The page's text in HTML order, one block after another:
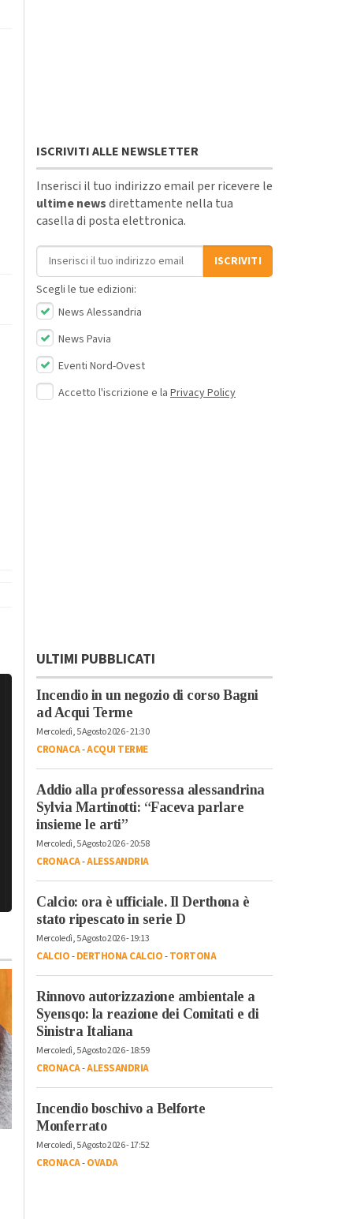
Sabato, 21 Ottobre 2023 - 05:40
Attualità
Dall’Italia alla
Catalogna per la lotta
Attualità
ISCRIVITI ALLE NEWSLETTER
Inserisci il tuo indirizzo email per ricevere le
ultime newsdirettamente nella tua
casella di posta elettronica.
Indirizzo email
ISCRIVITI
Scegli le tue edizioni:
News Alessandria
News Pavia
Eventi Nord-Ovest
Accetto l'iscrizione e la Privacy Policy
ULTIMI PUBBLICATI
Incendio in un negozio di corso Bagni
ad Acqui Terme
Mercoledì, 5 Agosto 2026 - 21:30
CRONACA-ACQUI TERME
Addio alla professoressa alessandrina
Sylvia Martinotti: “Faceva parlare
insieme le arti”
Mercoledì, 5 Agosto 2026 - 20:58
CRONACA-ALESSANDRIA
Calcio: ora è ufficiale. Il Derthona è
stato ripescato in serie D
Mercoledì, 5 Agosto 2026 - 19:13
CALCIO-DERTHONA CALCIO-TORTONA
Rinnovo autorizzazione ambientale a
Syensqo: la reazione dei Comitati e di
Sinistra Italiana
Mercoledì, 5 Agosto 2026 - 18:59
CRONACA-ALESSANDRIA
Incendio boschivo a Belforte
Monferrato
Mercoledì, 5 Agosto 2026 - 17:52
CRONACA-OVADA